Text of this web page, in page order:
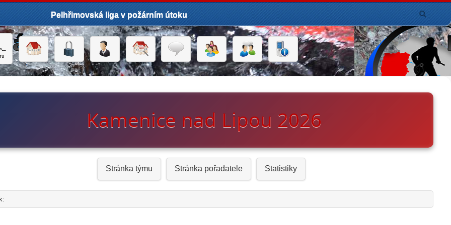
Pelhřimovská liga v požárním útoku
Kamenice nad Lipou 2026
Stránka týmu Stránka pořadatele Statistiky